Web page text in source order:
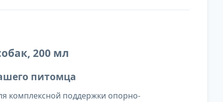
200 мл
питомца
комплексной поддержки опорно-